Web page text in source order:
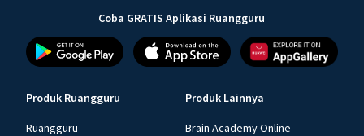
Coba GRATIS Aplikasi Ruangguru
Produk Ruangguru
Ruangguru
Produk Lainnya
Brain Academy Online